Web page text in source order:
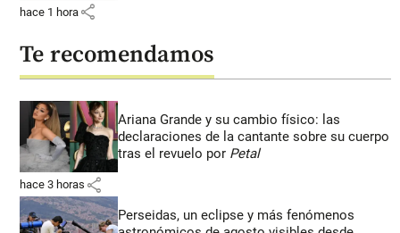
hace 1 hora share
Te recomendamos
Ariana Grande y su cambio físico: las
declaraciones de la cantante sobre su cuerpo
tras el revuelo por Petal
hace 3 horas share
Perseidas, un eclipse y más fenómenos